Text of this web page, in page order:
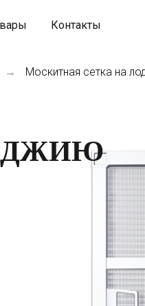
Контакты
→ Москитная сетка на